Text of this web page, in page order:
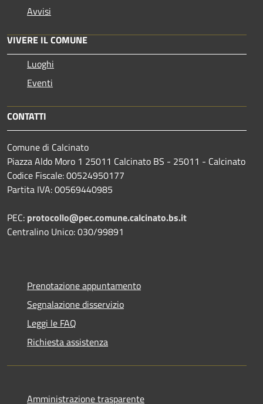
Avvisi
VIVERE IL COMUNE
Luoghi
Eventi
CONTATTI
Comune di Calcinato
Piazza Aldo Moro 1 25011 Calcinato BS - 25011 - Calcinato
Codice Fiscale: 00524950177
Partita IVA: 00569440985
PEC: protocollo@pec.comune.calcinato.bs.it
Centralino Unico: 030/99891
Prenotazione appuntamento
Segnalazione disservizio
Leggi le FAQ
Richiesta assistenza
Amministrazione trasparente